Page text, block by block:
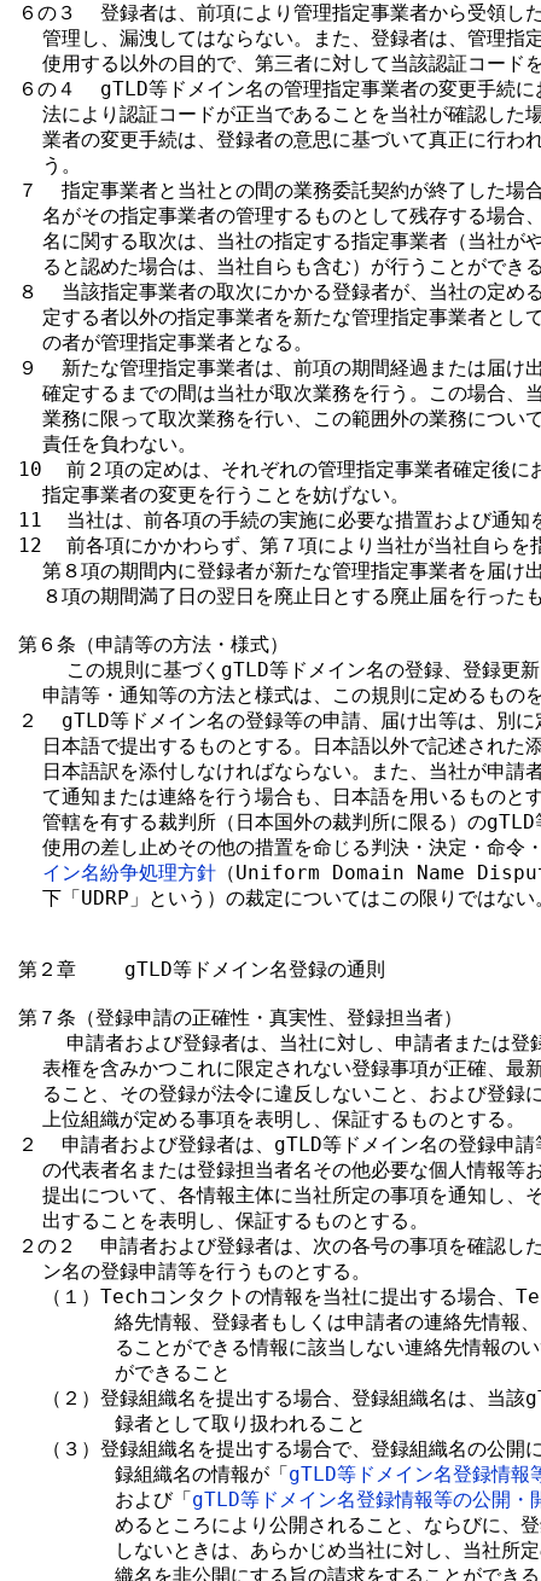
６の３  登録者は、前項により管理指定事業者から受領し
管理し、漏洩してはならない。また、登録者は、管理指
使用する以外の目的で、第三者に対して当該認証コード
６の４  gTLD等ドメイン名の管理指定事業者の変更手続に
法により認証コードが正当であることを当社が確認した
業者の変更手続は、登録者の意思に基づいて真正に行わ
  う。
７  指定事業者と当社との間の業務委託契約が終了した場
名がその指定事業者の管理するものとして残存する場合
名に関する取次は、当社の指定する指定事業者（当社が
ると認めた場合は、当社自らも含む）が行うことができ
８  当該指定事業者の取次にかかる登録者が、当社の定め
定する者以外の指定事業者を新たな管理指定事業者とし
  の者が管理指定事業者となる。
９  新たな管理指定事業者は、前項の期間経過または届け
確定するまでの間は当社が取次業務を行う。この場合、
業務に限って取次業務を行い、この範囲外の業務につい
  責任を負わない。
10  前２項の定めは、それぞれの管理指定事業者確定後に
  指定事業者の変更を行うことを妨げない。
11  当社は、前各項の手続の実施に必要な措置および通知
12  前各項にかかわらず、第７項により当社が当社自らを
第８項の期間内に登録者が新たな管理指定事業者を届け
８項の期間満了日の翌日を廃止日とする廃止届を行った
第６条（申請等の方法・様式）
この規則に基づくgTLD等ドメイン名の登録、登録更
申請等・通知等の方法と様式は、この規則に定めるもの
２  gTLD等ドメイン名の登録等の申請、届け出等は、別に
日本語で提出するものとする。日本語以外で記述された
日本語訳を添付しなければならない。また、当社が申請
て通知または連絡を行う場合も、日本語を用いるものと
管轄を有する裁判所（日本国外の裁判所に限る）のgTLD
使用の差し止めその他の措置を命じる判決・決定・命令
イン名紛争処理方針 （Uniform Domain Name
下「UDRP」という）の裁定についてはこの限りではない
第２章    gTLD等ドメイン名登録の通則
第７条（登録申請の正確性・真実性、登録担当者）
申請者および登録者は、当社に対し、申請者または登
表権を含みかつこれに限定されない登録事項が正確、最
ること、その登録が法令に違反しないこと、および登録
  上位組織が定める事項を表明し、保証するものとする。
２  申請者および登録者は、gTLD等ドメイン名の登録申請
の代表者名または登録担当者名その他必要な個人情報等
提出について、各情報主体に当社所定の事項を通知し、
  出することを表明し、保証するものとする。
２の２  申請者および登録者は、次の各号の事項を確認し
  ン名の登録申請等を行うものとする。
（１）Techコンタクトの情報を当社に提出する場合、
絡先情報、登録者もしくは申請者の連絡先情報
ることができる情報に該当しない連絡先情報の
        ができること
（２）登録組織名を提出する場合、登録組織名は、当該
        録者として取り扱われること
（３）登録組織名を提出する場合で、登録組織名の公開
        録組織名の情報が「
gTLD等ドメイン名登録情報
        および「
gTLD等ドメイン名登録情報等の公開・
めるところにより公開されること、ならびに、
しないときは、あらかじめ当社に対し、当社所
織名を非公開にする旨の請求をすることができ